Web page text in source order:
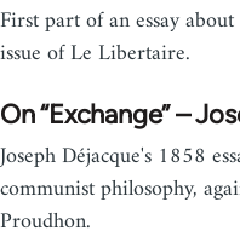
First part of an essay
issue of Le Libertaire.
On “Exchange” –
Joseph Déjacque's 1858
communist philosophy,
Proudhon.